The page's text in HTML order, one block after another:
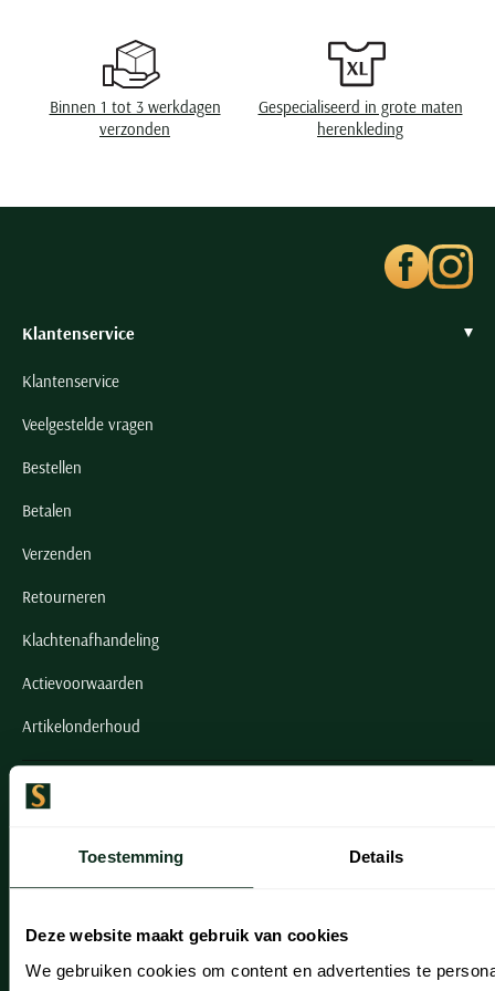
Toestemming Details
Deze website maakt gebruik van cookies
We gebruiken cookies om content en advertenties te
State of Art
Superdry
Vanguard
William Lockie
Xacus
Binnen 1 tot 3 werkdagen
verzonden
Gespecialiseerd in grote maten
herenkleding
Klantenservice
Klantenservice
Veelgestelde vragen
Bestellen
Betalen
Verzenden
Retourneren
Klachtenafhandeling
Actievoorwaarden
Artikelonderhoud
Onze winkels
Leiderdorp